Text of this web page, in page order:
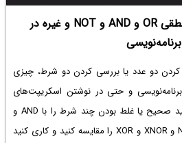
آشنایی با گیت‌های منطقی OR و AND و NOT و غیره در
برنامه‌نویسی
کردن دو عدد یا بررسی کردن دو شرط، چیزی
و حتی در نوشتن اسکریپت‌های
نسبتاً ساده کاربرد دارد. می‌توانید صحیح یا غلط بودن چند شرط را با AND و
OR و NOT و نیز NAND‌ و NOR و XNOR و XOR را مقایسه کنید و کاری کنید